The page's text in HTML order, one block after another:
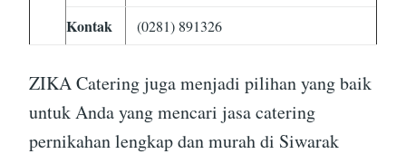
Kontak (0281) 891326
ZIKA Catering juga menjadi pilihan yang baik
untuk Anda yang mencari jasa catering
pernikahan lengkap dan murah di Siwarak